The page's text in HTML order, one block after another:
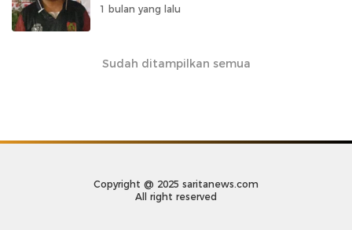
1 bulan yang lalu
Sudah ditampilkan semua
Copyright @ 2025 saritanews.com
All right reserved